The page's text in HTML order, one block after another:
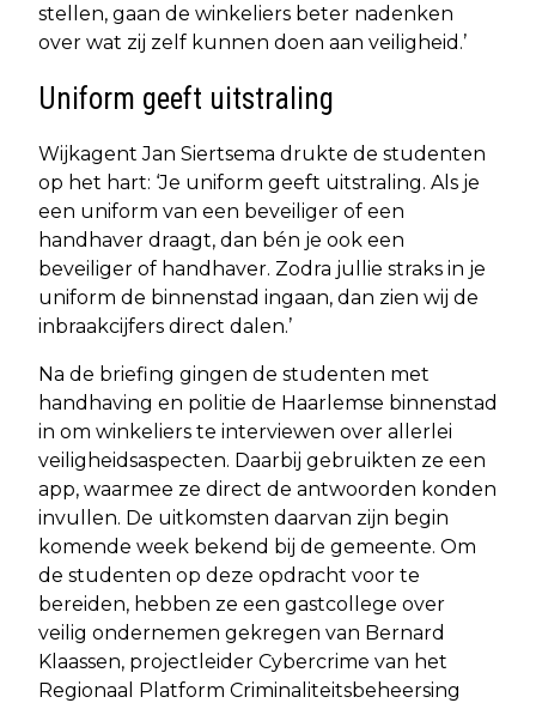
stellen, gaan de winkeliers beter nadenken
over wat zij zelf kunnen doen aan veiligheid.’
Uniform geeft uitstraling
Wijkagent Jan Siertsema drukte de studenten
op het hart: ‘Je uniform geeft uitstraling. Als je
een uniform van een beveiliger of een
handhaver draagt, dan bén je ook een
beveiliger of handhaver. Zodra jullie straks in je
uniform de binnenstad ingaan, dan zien wij de
inbraakcijfers direct dalen.’
Na de briefing gingen de studenten met
handhaving en politie de Haarlemse binnenstad
in om winkeliers te interviewen over allerlei
veiligheidsaspecten. Daarbij gebruikten ze een
app, waarmee ze direct de antwoorden konden
invullen. De uitkomsten daarvan zijn begin
komende week bekend bij de gemeente. Om
de studenten op deze opdracht voor te
bereiden, hebben ze een gastcollege over
veilig ondernemen gekregen van Bernard
Klaassen, projectleider Cybercrime van het
Regionaal Platform Criminaliteitsbeheersing